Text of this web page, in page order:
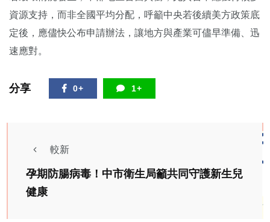
資源支持，而非全國平均分配，呼籲中央若後續美方政策底
定後，應儘快公布申請辦法，讓地方與產業可儘早準備、迅
速應對。
分享 0+ 1+
較新
孕期防腸病毒！中市衛生局籲共同守護新生兒
健康